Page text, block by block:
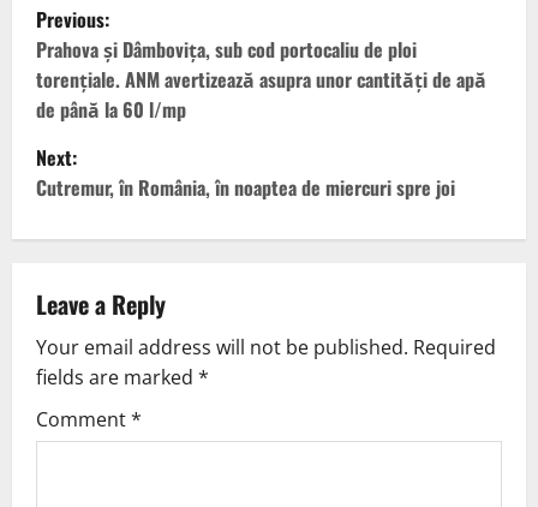
Previous:
Prahova și Dâmbovița, sub cod portocaliu de ploi
torențiale. ANM avertizează asupra unor cantități de apă
de până la 60 l/mp
Next:
Cutremur, în România, în noaptea de miercuri spre joi
Leave a Reply
Your email address will not be published. Required
fields are marked *
Comment*